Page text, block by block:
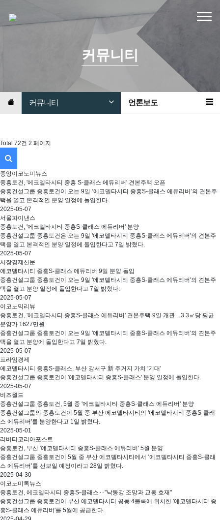
커뮤니티
커뮤니티 언론보도
Total 72건 2 페이지
중앙이코노미뉴스
중흥토건, '에코델타시티 중흥 S-클래스 에듀리버' 견본주택 오픈
중흥건설그룹 중흥토건이 오는 9일 ‘에코델타시티 중흥S-클래스 에듀리버’의 견본주
택을 열고 본격적인 분양 일정에 돌입한다.
2025-05-07
서울파이낸스
중흥토건, '에코델타시티 중흥S-클래스 에듀리버' 분양
중흥건설그룹 중흥토건은 오는 9일 '에코델타시티 중흥S-클래스 에듀리버'의 견본주
택을 열고 본격적인 분양 일정에 돌입한다고 7일 밝혔다.
2025-05-07
시장경제신문
에코델타시티 중흥S-클래스 에듀리버 9일 분양 돌입
중흥건설그룹 중흥토건이 오는 9일 '에코델타시티 중흥S-클래스 에듀리버'의 견본주
택을 열고 분양 일정에 돌입한다고 7일 밝혔다.
2025-05-07
이코노믹리뷰
중흥토건, '에코델타시티 중흥S-클래스 에듀리버' 견본주택 9일 개관…3.3㎡당 평균
분양가 1627만원
중흥건설그룹 중흥토건이 오는 9일 '에코델타시티 중흥S-클래스 에듀리버'의 견본주
택을 열고 분양에 돌입한다고 7일 밝혔다.
2025-05-07
프라임경제
에코델타시티 중흥S-클래스, 부산 강서구 新 주거지 가치 '기대'
중흥건설그룹 중흥토건이 '에코델타시티 중흥S-클래스' 분양 일정에 돌입한다.
2025-05-07
비즈월드
중흥건설그룹 중흥토건, 5월 중 '에코델타시티 중흥S-클래스 에듀리버' 분양
중흥건설그룹의 중홍토건이 5월 중 부산 에코델타시티의 '에코델타시티 중흥S-클래
스 에듀리버'를 분양한다고 1일 밝혔다.
2025-05-01
리버티코리아포스트
중흥토건, 부산 '에코델타시티 중흥S-클래스 에듀리버' 5월 분양
중흥건설그룹 중흥토건이 5월 중 부산 에코델타시티에서 ‘에코델타시티 중흥S-클래
스 에듀리버’를 선보일 예정이라고 28일 밝혔다.
2025-04-30
이코노미톡뉴스
중흥토건, 에코델타시티 중흥S-클래스‥"낙동강 조망과 교통 호재"
중흥건설그룹 중흥토건이 부산 에코델타시티 공동 4블록에 위치한 '에코델타시티 중
흥S-클래스 에듀리버'를 5월에 공급한다.